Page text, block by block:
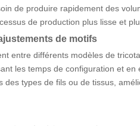
de produire rapidement des
de production plus lisse et
de motifs
entre différents modèles de
les temps de configuration et
types de fils ou de tissus,